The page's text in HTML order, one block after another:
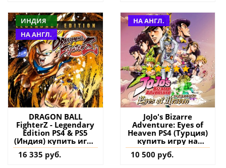
ИНДИЯ
НА АНГЛ.
DRAGON BALL
FighterZ - Legendary
Edition PS4 & PS5
(Индия) купить игру
на аккаунт
16 335 руб.
НА АНГЛ.
JoJo's Bizarre
Adventure: Eyes of
Heaven PS4 (Турция)
купить игру на
аккаунт
10 500 руб.